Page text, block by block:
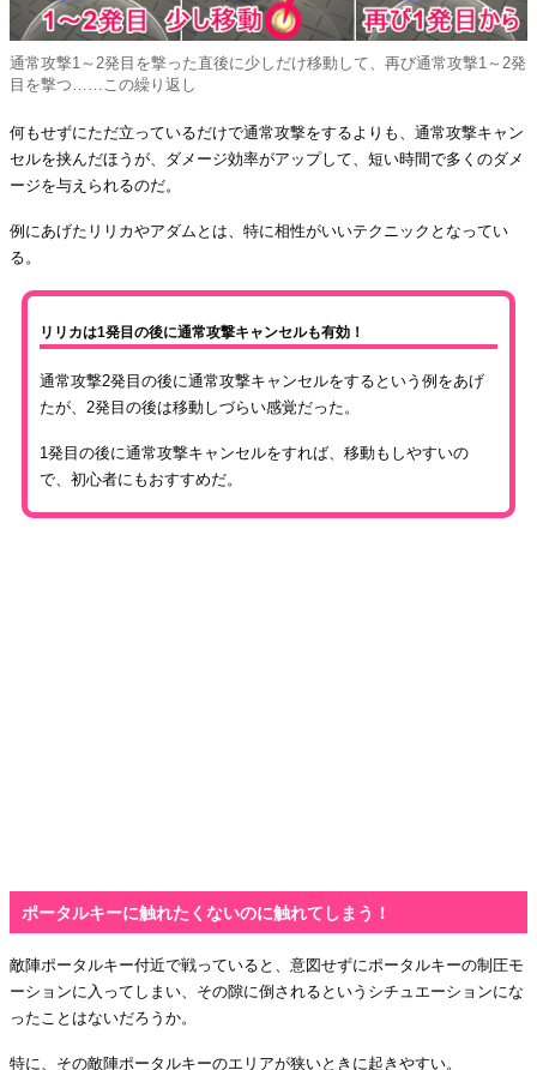
通常攻撃1～2発目を撃った直後に少しだけ移動して、再び通常攻撃1～2発
目を撃つ……この繰り返し
何もせずにただ立っているだけで通常攻撃をするよりも、通常攻撃キャン
セルを挟んだほうが、ダメージ効率がアップして、短い時間で多くのダメ
ージを与えられるのだ。
例にあげたリリカやアダムとは、特に相性がいいテクニックとなってい
る。
リリカは1発目の後に通常攻撃キャンセルも有効！
通常攻撃2発目の後に通常攻撃キャンセルをするという例をあげ
たが、2発目の後は移動しづらい感覚だった。
1発目の後に通常攻撃キャンセルをすれば、移動もしやすいの
で、初心者にもおすすめだ。
ポータルキーに触れたくないのに触れてしまう！
敵陣ポータルキー付近で戦っていると、意図せずにポータルキーの制圧モ
ーションに入ってしまい、その隙に倒されるというシチュエーションにな
ったことはないだろうか。
特に、その敵陣ポータルキーのエリアが狭いときに起きやすい。